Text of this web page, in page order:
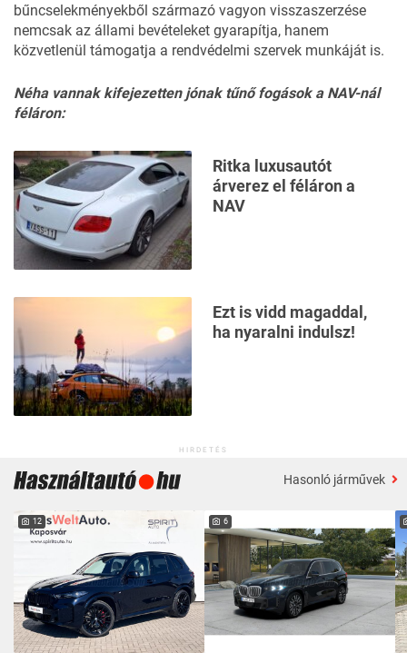
bűncselekményekből származó vagyon visszaszerzése
nemcsak az állami bevételeket gyarapítja, hanem
közvetlenül támogatja a rendvédelmi szervek munkáját is.
Néha vannak kifejezetten jónak tűnő fogások a NAV-nál
féláron:
Ritka luxusautót
árverez el féláron a
NAV
Ezt is vidd magaddal,
ha nyaralni indulsz!
HIRDETÉS
Hasonló járművek
12 6